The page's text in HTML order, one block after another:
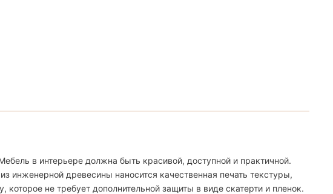
в интерьере должна быть красивой, доступной и практичной.
инженерной древесины наносится качественная печать текстуры,
не требует дополнительной защиты в виде скатерти и пленок.